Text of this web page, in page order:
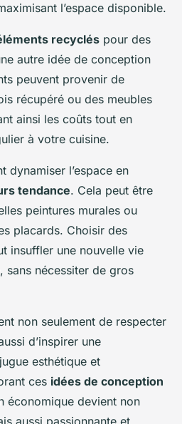
l’espace disponible.
recyclés pour des
autre idée de conception
peuvent provenir de
récupéré ou des meubles
ainsi les coûts tout en
à votre cuisine.
dynamiser l’espace en
tendance. Cela peut être
peintures murales ou
placards. Choisir des
insuffler une nouvelle vie
sans nécessiter de gros
non seulement de respecter
d’inspirer une
esthétique et
ces idées de conception
économique devient non